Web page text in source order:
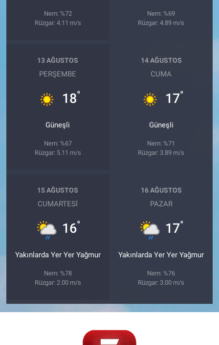
Nem: %72
Rüzgar: 4.11 m/s
Nem: %69
Rüzgar: 4.89 m/s
13 AĞUSTOS
PERŞEMBE
18°
Güneşli
Nem: %67
Rüzgar: 5.11 m/s
14 AĞUSTOS
CUMA
17°
Güneşli
Nem: %71
Rüzgar: 3.89 m/s
15 AĞUSTOS
CUMARTESI
16°
Yakınlarda Yer Yer Yağmur
Nem: %78
Rüzgar: 2.00 m/s
16 AĞUSTOS
PAZAR
17°
Yakınlarda Yer Yer Yağmur
Nem: %76
Rüzgar: 3.00 m/s